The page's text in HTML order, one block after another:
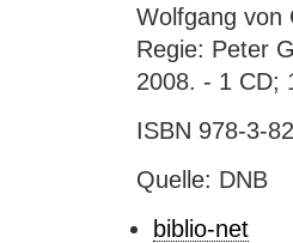
Wolfgang von
Regie: Peter
2008. - 1 CD;
ISBN 978-3-
Quelle: DNB
biblio-net